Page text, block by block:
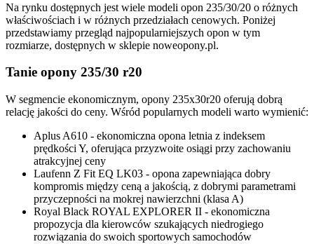
Na rynku dostępnych jest wiele modeli opon 235/30/20 o różnych
właściwościach i w różnych przedziałach cenowych. Poniżej
przedstawiamy przegląd najpopularniejszych opon w tym
rozmiarze, dostępnych w sklepie noweopony.pl.
Tanie opony 235/30 r20
W segmencie ekonomicznym, opony 235x30r20 oferują dobrą
relację jakości do ceny. Wśród popularnych modeli warto wymienić:
Aplus A610 - ekonomiczna opona letnia z indeksem
prędkości Y, oferująca przyzwoite osiągi przy zachowaniu
atrakcyjnej ceny
Laufenn Z Fit EQ LK03 - opona zapewniająca dobry
kompromis między ceną a jakością, z dobrymi parametrami
przyczepności na mokrej nawierzchni (klasa A)
Royal Black ROYAL EXPLORER II - ekonomiczna
propozycja dla kierowców szukających niedrogiego
rozwiązania do swoich sportowych samochodów